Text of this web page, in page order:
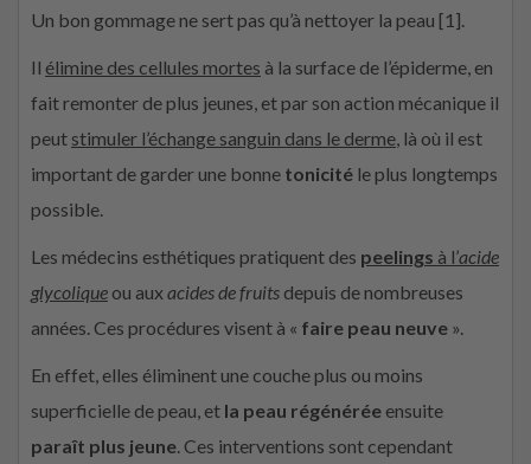
Un bon gommage ne sert pas qu’à nettoyer la peau [1].
Il élimine des cellules mortes à la surface de l’épiderme, en
fait remonter de plus jeunes, et par son action mécanique il
peut stimuler l’échange sanguin dans le derme, là où il est
important de garder une bonne tonicité le plus longtemps
possible.
Les médecins esthétiques pratiquent des peelings à l’acide
glycolique ou auxacides de fruits depuis de nombreuses
années. Ces procédures visent à « faire peau neuve ».
En effet, elles éliminent une couche plus ou moins
superficielle de peau, et la peau régénérée ensuite
paraît plus jeune. Ces interventions sont cependant